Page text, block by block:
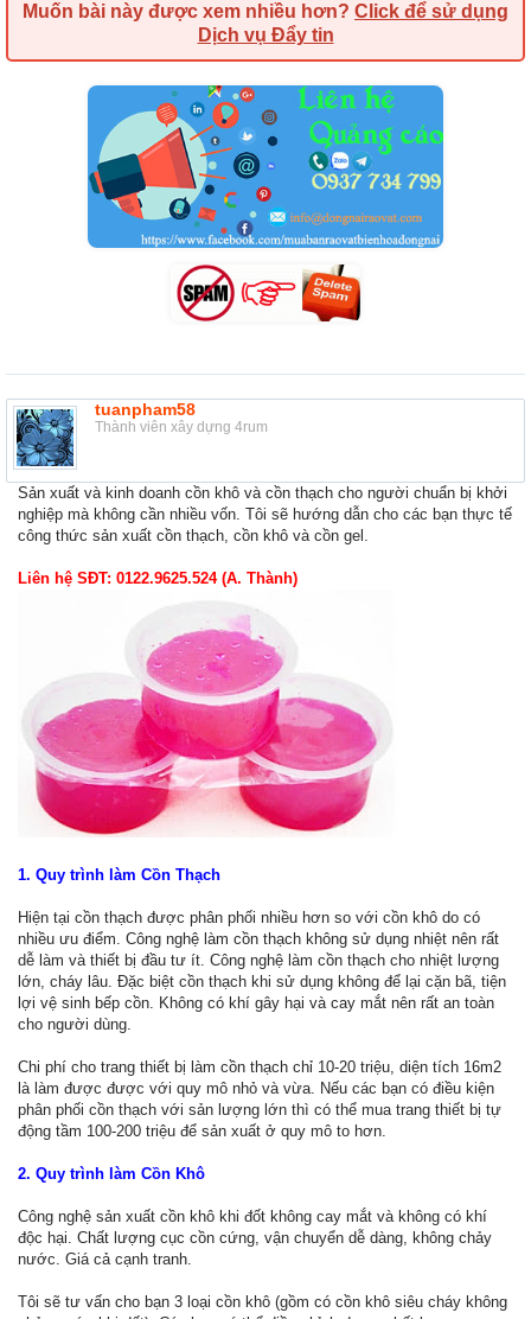
Muốn bài này được xem nhiều hơn? Click để sử dụng
Dịch vụ Đẩy tin
tuanpham58
Thành viên xây dựng 4rum
Sản xuất và kinh doanh cồn khô và cồn thạch cho người chuẩn bị khởi
nghiệp mà không cần nhiều vốn. Tôi sẽ hướng dẫn cho các bạn thực tế
công thức sản xuất cồn thạch, cồn khô và cồn gel.
Liên hệ SĐT: 0122.9625.524 (A. Thành)
1. Quy trình làm Cồn Thạch
Hiện tại cồn thạch được phân phối nhiều hơn so với cồn khô do có
nhiều ưu điểm. Công nghệ làm cồn thạch không sử dụng nhiệt nên rất
dễ làm và thiết bị đầu tư ít. Công nghệ làm cồn thạch cho nhiệt lượng
lớn, cháy lâu. Đặc biệt cồn thạch khi sử dụng không để lại cặn bã, tiện
lợi vệ sinh bếp cồn. Không có khí gây hại và cay mắt nên rất an toàn
cho người dùng.
Chi phí cho trang thiết bị làm cồn thạch chỉ 10-20 triệu, diện tích 16m2
là làm được được với quy mô nhỏ và vừa. Nếu các bạn có điều kiện
phân phối cồn thạch với sản lượng lớn thì có thể mua trang thiết bị tự
động tầm 100-200 triệu để sản xuất ở quy mô to hơn.
2. Quy trình làm Cồn Khô
Công nghệ sản xuất cồn khô khi đốt không cay mắt và không có khí
độc hại. Chất lượng cục cồn cứng, vận chuyển dễ dàng, không chảy
nước. Giá cả cạnh tranh.
Tôi sẽ tư vấn cho bạn 3 loại cồn khô (gồm có cồn khô siêu cháy không